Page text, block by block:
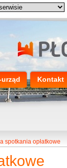
urząd Kontakt
spotkania opłatkowe